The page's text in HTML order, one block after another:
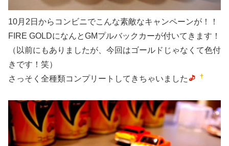
10月2日からコンビニでこんな素敵なキャンペーンが！！
FIRE GOLDになんとGMプルバックカーが付いてきます！
（以前にもありましたが、今回はゴールドじゃなくて色付
きです！笑）
さっそく全種類コンプリートしてきちゃいました